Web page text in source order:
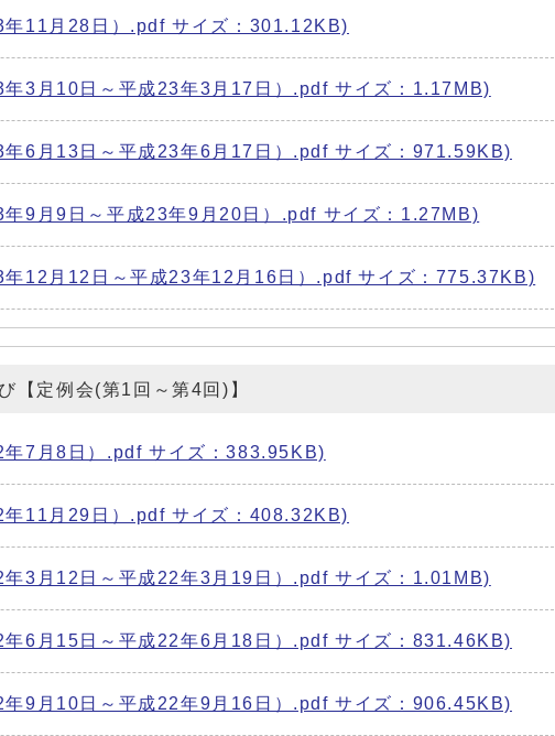
年11月28日）.pdf サイズ：301.12KB)
3月10日～平成23年3月17日）.pdf サイズ：1.17MB)
6月13日～平成23年6月17日）.pdf サイズ：971.59KB)
9月9日～平成23年9月20日）.pdf サイズ：1.27MB)
12月12日～平成23年12月16日）.pdf サイズ：775.37KB)
【定例会(第1回～第4回)】
年7月8日）.pdf サイズ：383.95KB)
年11月29日）.pdf サイズ：408.32KB)
3月12日～平成22年3月19日）.pdf サイズ：1.01MB)
6月15日～平成22年6月18日）.pdf サイズ：831.46KB)
9月10日～平成22年9月16日）.pdf サイズ：906.45KB)